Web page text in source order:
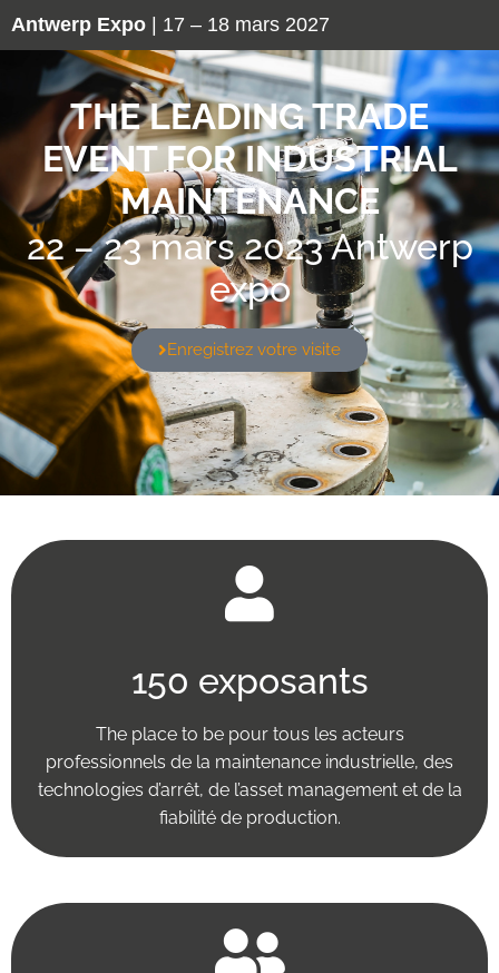
Antwerp Expo | 17 – 18 mars 2027
THE LEADING TRADE
EVENT FOR INDUSTRIAL
MAINTENANCE
22 – 23 mars 2023Antwerp
expo
Enregistrez votre visite
150 exposants
The place to be pour tous les acteurs
professionnels de la maintenance industrielle, des
technologies d’arrêt, de l’asset management et de la
fiabilité de production.